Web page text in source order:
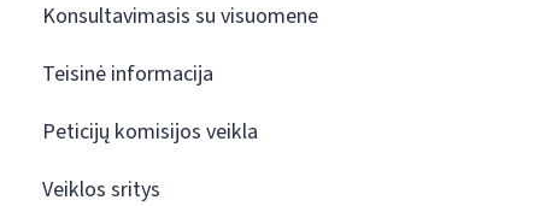
Konsultavimasis su visuomene
Teisinė informacija
Peticijų komisijos veikla
Veiklos sritys